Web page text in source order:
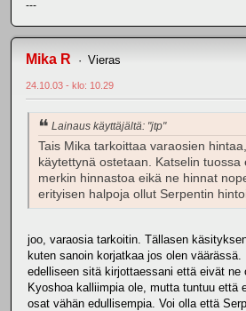
---
Mika R Vieras
24.10.03 - klo: 10.29
Lainaus käyttäjältä: "jtp"
Tais Mika tarkoittaa varaosien
käytettynä ostetaan. Katselin tuossa
merkin hinnastoa eikä ne hinnat
erityisen halpoja ollut Serpentin
joo, varaosia tarkoitin. Tällasen
kuten sanoin korjatkaa jos olen väärässä.
edelliseen sitä kirjottaessani että eivät ne
Kyoshoa kalliimpia ole, mutta tuntuu että
osat vähän edullisempia. Voi olla että